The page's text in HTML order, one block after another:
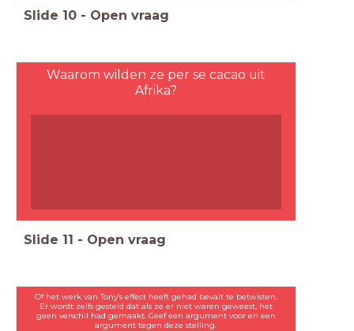
Slide 10 - Open vraag
Waarom wilden ze per se cacao uit
Afrika?
Slide 11 - Open vraag
Of het werk van Tony’s effect heeft gehad bevalt te betwisten.
Er wordt zelfs gesteld dat als ze er niet waren geweest, het
geen verschil had gemaakt. Geef een argument voor en een
argument tegen deze stelling.